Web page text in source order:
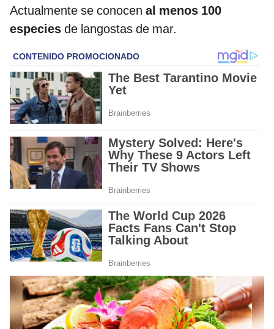
Actualmente se conocen al menos 100
especies de langostas de mar.